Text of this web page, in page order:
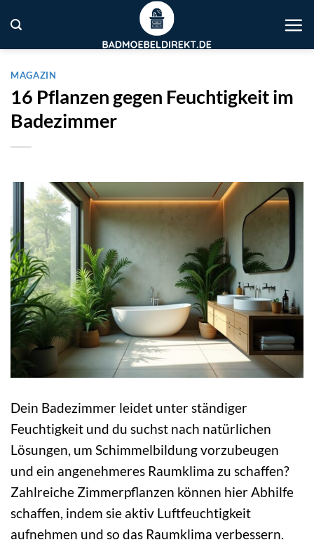
Inhalt
springen
MAGAZIN
16 Pflanzen gegen Feuchtigkeit im
Badezimmer
Dein Badezimmer leidet unter ständiger
Feuchtigkeit und du suchst nach natürlichen
Lösungen, um Schimmelbildung vorzubeugen
und ein angenehmeres Raumklima zu schaffen?
Zahlreiche Zimmerpflanzen können hier Abhilfe
schaffen, indem sie aktiv Luftfeuchtigkeit
aufnehmen und so das Raumklima verbessern.